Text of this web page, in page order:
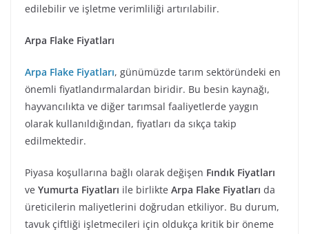
edilebilir ve işletme verimliliği artırılabilir.
Arpa Flake Fiyatları
Arpa Flake Fiyatları, günümüzde tarım sektöründeki en
önemli fiyatlandırmalardan biridir. Bu besin kaynağı,
hayvancılıkta ve diğer tarımsal faaliyetlerde yaygın
olarak kullanıldığından, fiyatları da sıkça takip
edilmektedir.
Piyasa koşullarına bağlı olarak değişen Fındık Fiyatları
ve Yumurta Fiyatları ile birlikte Arpa Flake Fiyatları da
üreticilerin maliyetlerini doğrudan etkiliyor. Bu durum,
tavuk çiftliği işletmecileri için oldukça kritik bir öneme